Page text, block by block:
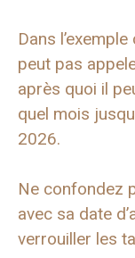
Dans
peut pas
après quoi il
quel mois
2026.
Ne confondez
avec sa date
verrouiller les